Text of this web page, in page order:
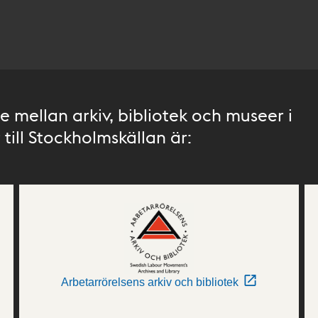
mellan arkiv, bibliotek och museer i
Stockholmskällan är:
Arbetarrörelsens arkiv och bibliotek